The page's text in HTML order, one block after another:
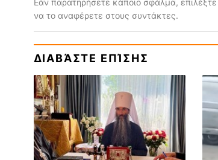
Εάν παρατηρήσετε κάποιο σφάλμα,
να το αναφέρετε στους συντάκτες.
ΔΙΑΒΆΣΤΕ ΕΠΊΣΗΣ